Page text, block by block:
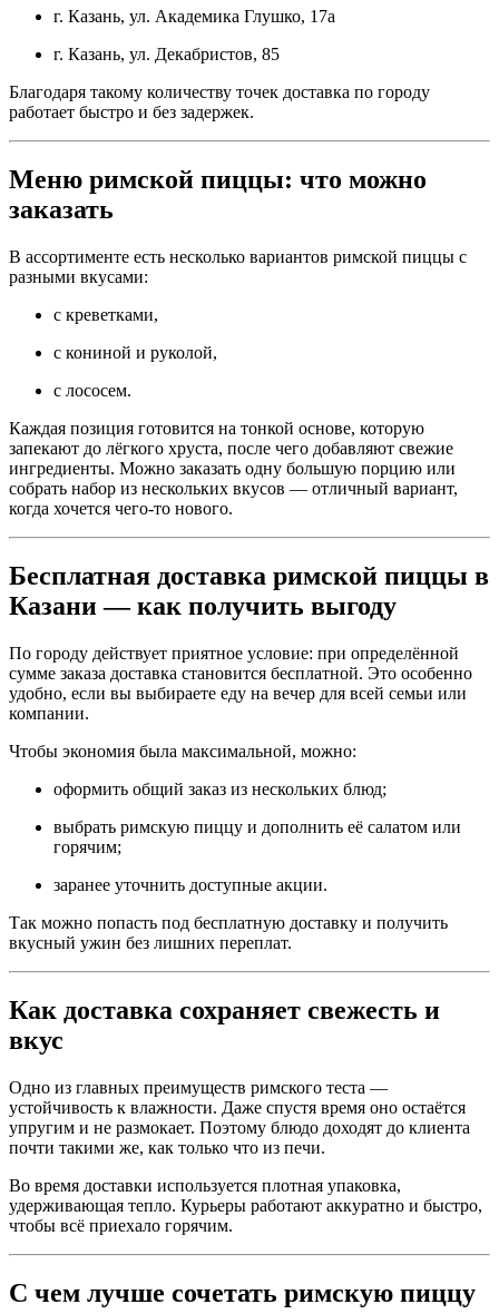
г. Казань, ул. Академика Глушко, 17а
г. Казань, ул. Декабристов, 85
Благодаря такому количеству точек доставка по городу
работает быстро и без задержек.
Меню римской пиццы: что можно
заказать
В ассортименте есть несколько вариантов римской пиццы с
разными вкусами:
с креветками,
с кониной и руколой,
с лососем.
Каждая позиция готовится на тонкой основе, которую
запекают до лёгкого хруста, после чего добавляют свежие
ингредиенты. Можно заказать одну большую порцию или
собрать набор из нескольких вкусов — отличный вариант,
когда хочется чего-то нового.
Бесплатная доставка римской пиццы в
Казани — как получить выгоду
По городу действует приятное условие: при определённой
сумме заказа доставка становится бесплатной. Это особенно
удобно, если вы выбираете еду на вечер для всей семьи или
компании.
Чтобы экономия была максимальной, можно:
оформить общий заказ из нескольких блюд;
выбрать римскую пиццу и дополнить её салатом или
горячим;
заранее уточнить доступные акции.
Так можно попасть под бесплатную доставку и получить
вкусный ужин без лишних переплат.
Как доставка сохраняет свежесть и
вкус
Одно из главных преимуществ римского теста —
устойчивость к влажности. Даже спустя время оно остаётся
упругим и не размокает. Поэтому блюдо доходят до клиента
почти такими же, как только что из печи.
Во время доставки используется плотная упаковка,
удерживающая тепло. Курьеры работают аккуратно и быстро,
чтобы всё приехало горячим.
С чем лучше сочетать римскую пиццу